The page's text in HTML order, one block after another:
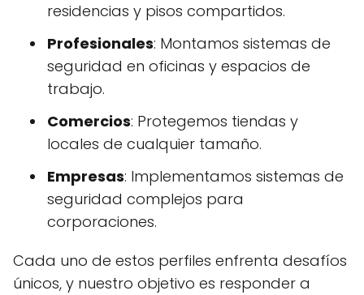
residencias y pisos compartidos.
Profesionales: Montamos sistemas de
seguridad en oficinas y espacios de
trabajo.
Comercios: Protegemos tiendas y
locales de cualquier tamaño.
Empresas: Implementamos sistemas de
seguridad complejos para
corporaciones.
Cada uno de estos perfiles enfrenta desafíos
únicos, y nuestro objetivo es responder a